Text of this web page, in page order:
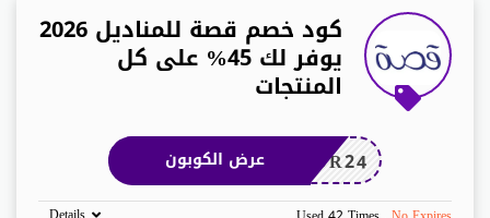
كود خصم قصة للمناديل 2026
يوفر لك 45% على كل
المنتجات
DR24 عرض الكوبون